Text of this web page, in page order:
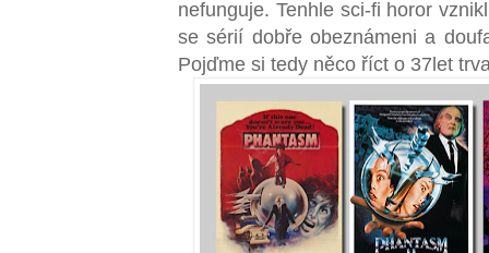
nefunguje. Tenhle sci-fi horor
se sérií dobře obeznámeni a
Pojďme si tedy něco říct o 37let